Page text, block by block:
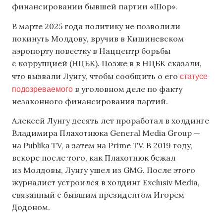
финансировании бывшей партии «Шор».
В марте 2025 года политику не позволили
покинуть Молдову, вручив в Кишиневском
аэропорту повестку в Наццентр борьбы
с коррупцией (НЦБК). Позже в в НЦБК сказали,
что вызвали Лунгу, чтобы сообщить о его статусе
подозреваемого в уголовном деле по факту
незаконного финансирования партий.
Алексей Лунгу десять лет проработал в холдинге
Владимира Плахотнюка General Media Group —
на Publika TV, а затем на Prime TV. В 2019 году,
вскоре после того, как Плахотнюк бежал
из Молдовы, Лунгу ушел из GMG. После этого
журналист устроился в холдинг Exclusiv Media,
связанный с бывшим президентом Игорем
Додоном.